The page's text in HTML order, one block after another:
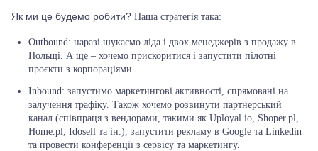
Як ми це будемо робити? Наша стратегія така:
Outbound: наразі шукаємо ліда і двох менеджерів з продажу в
Польщі. А ще – хочемо прискоритися і запустити пілотні
проєкти з корпораціями.
Inbound: запустимо маркетингові активності, спрямовані на
залучення трафіку. Також хочемо розвинути партнерський
канал (співпраця з вендорами, такими як Uployal.io, Shoper.pl,
Home.pl, Idosell та ін.), запустити рекламу в Google та Linkedin
та провести конференції з сервісу та маркетингу.